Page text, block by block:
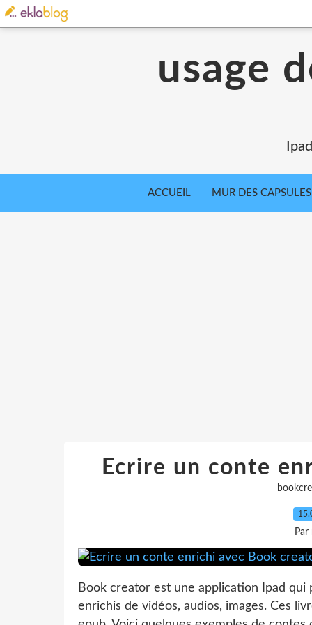
usage
ACCUEIL MUR DES CAPSULES
Ecrire un conte
Par
Book creator est une application Ipad
enrichis de vidéos, audios, images. Ces